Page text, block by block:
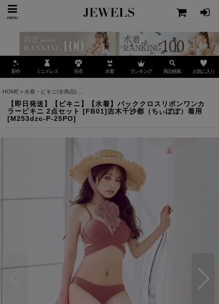
menu
新作 ミニドレス 浴衣 水着 ランキング 商品検索 お気に入り
HOME > 水着・ビキニ(全商品)
【即日発送】【ビキニ】【水着】バッククロスリボンワンカ
ラービキニ 2点セット [FB01]吉木千沙都（ちぃぽぽ）着用
[M253dzc-P-25PO]